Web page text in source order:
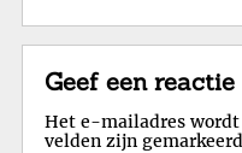
Geef een reactie
Het e-mailadres
velden zijn